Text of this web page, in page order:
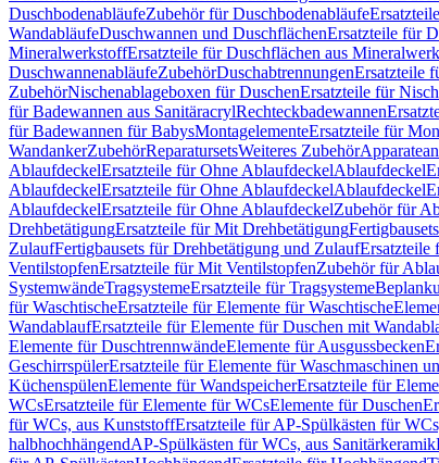
DuschbodenabläufeZubehör für Duschbodenabläufe
WandabläufeDuschwannen und DuschflächenErsatzteile für
MineralwerkstoffErsatzteile für Duschflächen aus
DuschwannenabläufeZubehörDuschabtrennungenErsatzteile
ZubehörNischenablageboxen für DuschenErsatzteile für
für Badewannen aus SanitäracrylRechteckbadewannen
für Badewannen für BabysMontagelementeErsatzteile für
WandankerZubehörReparatursetsWeiteres Zubehör
AblaufdeckelErsatzteile für Ohne AblaufdeckelAblaufdeckel
AblaufdeckelErsatzteile für Ohne AblaufdeckelAblaufdeckel
AblaufdeckelErsatzteile für Ohne AblaufdeckelZubehör für
DrehbetätigungErsatzteile für Mit Drehbetätigung
ZulaufFertigbausets für Drehbetätigung und ZulaufErsatzteile
VentilstopfenErsatzteile für Mit VentilstopfenZubehör für
SystemwändeTragsystemeErsatzteile für Tragsysteme
für WaschtischeErsatzteile für Elemente für Waschtische
WandablaufErsatzteile für Elemente für Duschen mit
Elemente für DuschtrennwändeElemente für Ausgussbecken
GeschirrspülerErsatzteile für Elemente für Waschmaschinen
KüchenspülenElemente für WandspeicherErsatzteile für
WCsErsatzteile für Elemente für WCsElemente für Duschen
für WCs, aus KunststoffErsatzteile für AP-Spülkästen für
halbhochhängendAP-Spülkästen für WCs, aus Sanitärkeramik